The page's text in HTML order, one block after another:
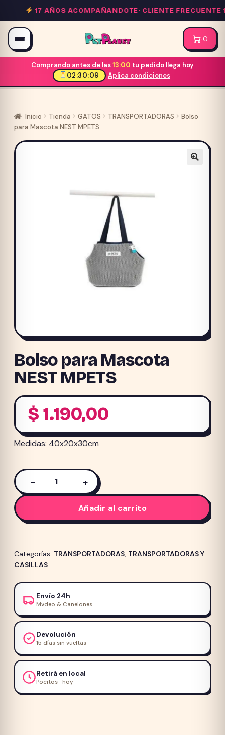
al
contenido
17 AÑOS ACOMPAÑANDOTE·CLIENTE FRECUENTE
·0
Comprando antes de las13:00 tu pedido llega hoy
02:30:09
Aplica condiciones
Inicio Tienda GATOS TRANSPORTADORAS
Bolso
para Mascota NEST MPETS
Bolso para Mascota
NEST MPETS
$ 1.190,00
Medidas: 40x20x30cm
Bolso
para
Mascota
NEST
cantidad
− +
Añadir al carrito
Categorías: TRANSPORTADORAS, TRANSPORTADORAS Y
CASILLAS
Envío 24h
Mvdeo & Canelones
Devolución
15 días sin vueltas
Retirá en local
Pocitos · hoy